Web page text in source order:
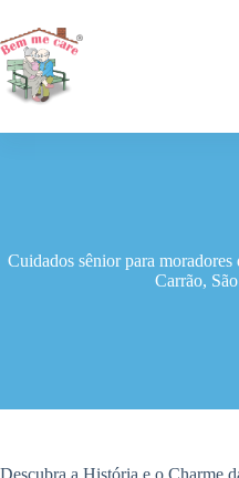
para
o
conteúdo
Cuidados sênior para
Carrão,
Descubra a História e o Charme